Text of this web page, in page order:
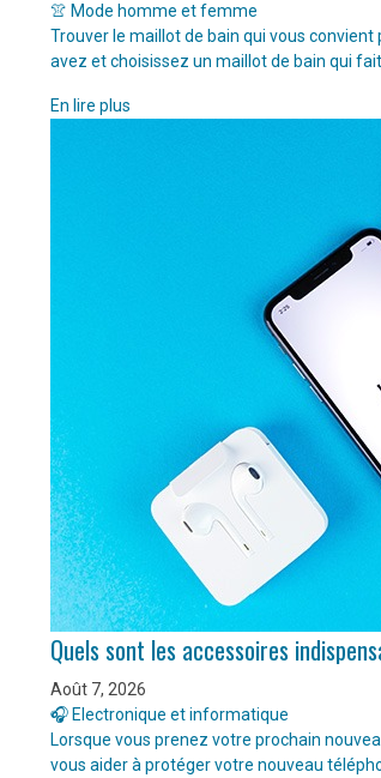
👚 Mode homme et femme
Trouver le maillot de bain qui vous
avez et choisissez un maillot de bain qui
En lire plus
Quels sont les accessoires
Août 7, 2026
🎧 Electronique et informatique
Lorsque vous prenez votre prochain
vous aider à protéger votre nouveau